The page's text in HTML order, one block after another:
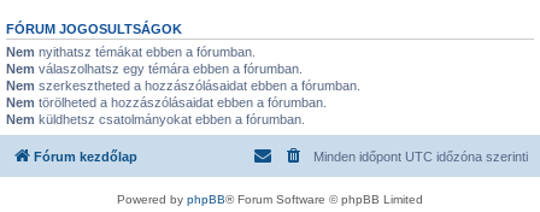
FÓRUM JOGOSULTSÁGOK
Nem nyithatsz témákat ebben a fórumban.
Nem válaszolhatsz egy témára ebben a fórumban.
Nem szerkesztheted a hozzászólásaidat ebben a fórumban.
Nem törölheted a hozzászólásaidat ebben a fórumban.
Nem küldhetsz csatolmányokat ebben a fórumban.
Fórum kezdőlap Minden időpont UTC időzóna szerinti
Powered by phpBB® Forum Software © phpBB Limited